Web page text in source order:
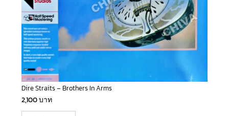
Dire Straits – Brothers In Arms
2,100บาท